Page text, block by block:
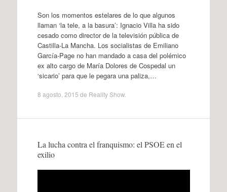
Son los momentos estelares de lo que algunos
llaman ‘la tele, a la basura’: Ignacio Villa ha sido
cesado como director de la televisión pública de
Castilla-La Mancha. Los socialistas de Emiliano
García-Page no han mandado a casa del polémico
ex alto cargo de María Dolores de Cospedal un
‘sicario’ para que le pegara una paliza,…
8 agosto, 2015 de Reality Show.
La lucha contra el franquismo: el PSOE en el
exilio